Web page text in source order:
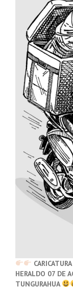
HERALDO 07 DE
TUNGURAHUA